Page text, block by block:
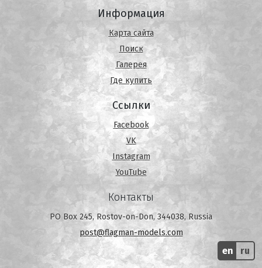
Информация
Карта сайта
Поиск
Галерея
Где купить
Ссылки
Facebook
VK
Instagram
YouTube
Контакты
PO Box 245, Rostov-on-Don, 344038, Russia
post@flagman-models.com
en ru